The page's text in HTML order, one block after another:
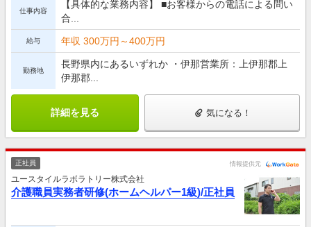
仕事内容
【具体的な業務内容】 ■お客様からの電話による問い
合...
給与 年収 300万円～400万円
勤務地
長野県内にあるいずれか ・伊那営業所：上伊那郡上
伊那郡...
詳細を見る 気になる！
正社員 情報提供元
ユースタイルラボラトリー株式会社
介護職員実務者研修(ホームヘルパー1級)/正社員